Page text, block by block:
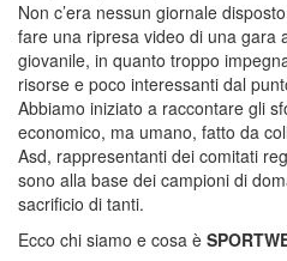
Non c’era nessun giornale
fare una ripresa video di una gara
giovanile, in quanto troppo
risorse e poco interessanti dal
Abbiamo iniziato a raccontare gli
economico, ma umano, fatto da
Asd, rappresentanti dei comitati
sono alla base dei campioni di
sacrificio di tanti.
Ecco chi siamo e cosa è